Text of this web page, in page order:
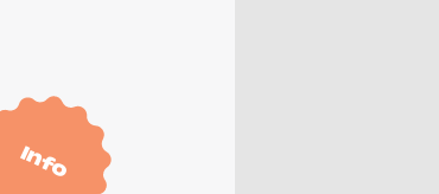
Info